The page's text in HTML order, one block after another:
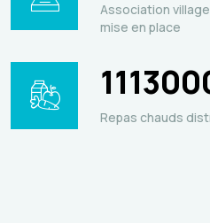
Association
mise en place
Repas chauds